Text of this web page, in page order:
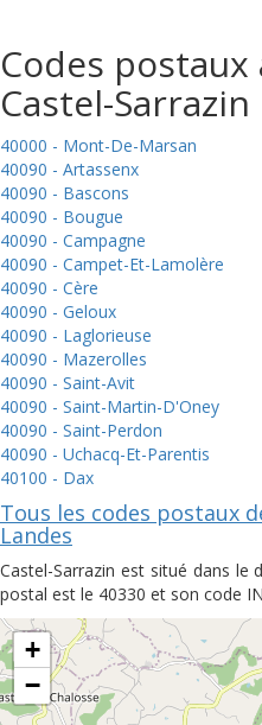
Codes
Castel-Sarrazin
40000 - Mont-De-Marsan
40090 - Artassenx
40090 - Bascons
40090 - Bougue
40090 - Campagne
40090 - Campet-Et-Lamolère
40090 - Cère
40090 - Geloux
40090 - Laglorieuse
40090 - Mazerolles
40090 - Saint-Avit
40090 - Saint-Martin-D'Oney
40090 - Saint-Perdon
40090 - Uchacq-Et-Parentis
40100 - Dax
Tous les codes postaux
Landes
Castel-Sarrazin est situé dans le
postal est le 40330 et son code
+
−